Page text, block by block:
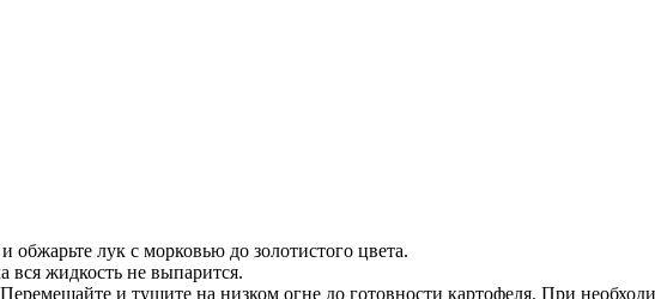
обжарьте лук с морковью до золотистого цвета.
вся жидкость не выпарится.
и тушите на низком огне до готовности картофеля. При